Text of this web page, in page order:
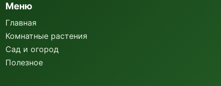
Меню
Главная
Комнатные растения
Сад и огород
Полезное